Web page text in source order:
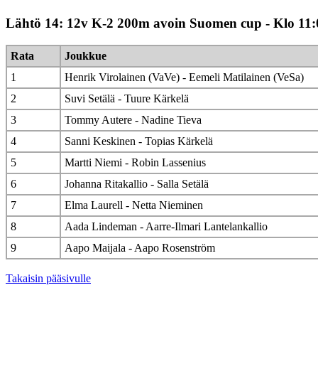
Lähtö 14: 12v K-2 200m avoin Suomen cup - Klo
Rata
Joukkue
1
Henrik Virolainen (VaVe) - Eemeli Matilainen (VeSa)
2
Suvi Setälä - Tuure Kärkelä
3
Tommy Autere - Nadine Tieva
4
Sanni Keskinen - Topias Kärkelä
5
Martti Niemi - Robin Lassenius
6
Johanna Ritakallio - Salla Setälä
7
Elma Laurell - Netta Nieminen
8
Aada Lindeman - Aarre-Ilmari Lantelankallio
9
Aapo Maijala - Aapo Rosenström
Takaisin pääsivulle